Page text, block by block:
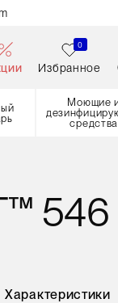
0
Избранное
Моющие
средства
546
Характеристики